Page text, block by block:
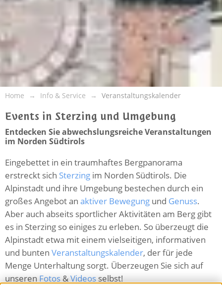
Home Info & Service Veranstaltungskalender
Events in Sterzing und Umgebung
Entdecken Sie abwechslungsreiche Veranstaltungen
im Norden Südtirols
Eingebettet in ein traumhaftes Bergpanorama
erstreckt sich Sterzing im Norden Südtirols. Die
Alpinstadt und ihre Umgebung bestechen durch ein
großes Angebot an aktiver Bewegung und Genuss.
Aber auch abseits sportlicher Aktivitäten am Berg gibt
es in Sterzing so einiges zu erleben. So überzeugt die
Alpinstadt etwa mit einem vielseitigen, informativen
und bunten Veranstaltungskalender, der für jede
Menge Unterhaltung sorgt. Überzeugen Sie sich auf
unserenFotos&Videosselbst!